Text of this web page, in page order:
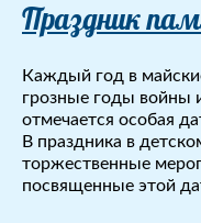
Праздник
Каждый год в
грозные годы войны
отмечается особая
В праздника в
торжественные
посвященные этой